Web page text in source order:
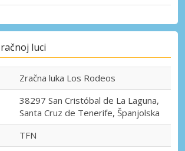
luci
Zračna luka Los Rodeos
38297 San Cristóbal de La Laguna,
Santa Cruz de Tenerife, Španjolska
TFN